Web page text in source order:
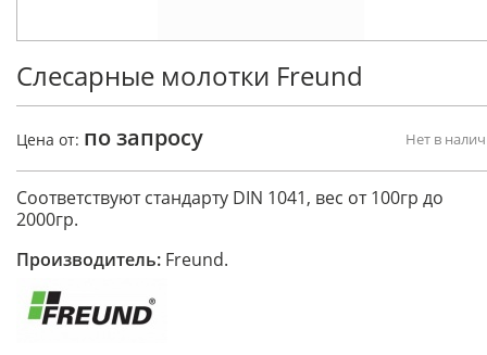
Слесарные молотки Freund
Цена от: по запросу Нет в
Соответствуют стандарту DIN 1041, вес от 100гр до
2000гр.
Производитель: Freund.